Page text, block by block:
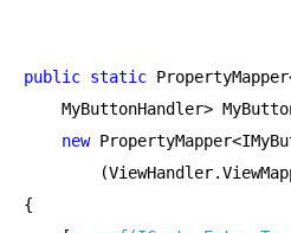
public static
MyButtonHandler>
new
{